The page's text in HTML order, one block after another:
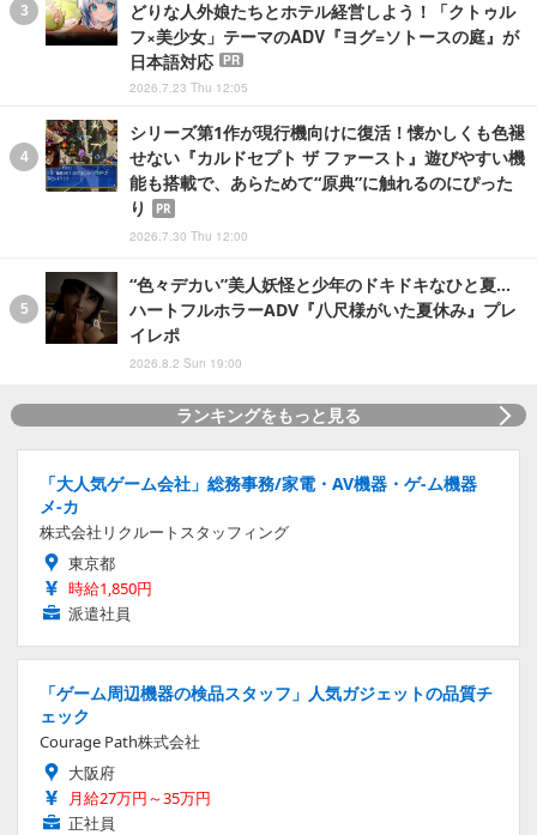
どりな人外娘たちとホテル経営しよう！「クトゥル
フ×美少女」テーマのADV『ヨグ=ソトースの庭』が
日本語対応
PR
2026.7.23 Thu 12:05
シリーズ第1作が現行機向けに復活！懐かしくも色褪
せない『カルドセプト ザ ファースト』遊びやすい機
能も搭載で、あらためて“原典”に触れるのにぴった
り
PR
2026.7.30 Thu 12:00
“色々デカい”美人妖怪と少年のドキドキなひと夏…
ハートフルホラーADV『八尺様がいた夏休み』プレ
イレポ
2026.8.2 Sun 19:00
ランキングをもっと見る
「大人気ゲーム会社」総務事務/家電・AV機器・ゲ-ム機器
メ-カ
株式会社リクルートスタッフィング
東京都
時給1,850円
派遣社員
「ゲーム周辺機器の検品スタッフ」人気ガジェットの品質チ
ェック
Courage Path株式会社
大阪府
月給27万円～35万円
正社員